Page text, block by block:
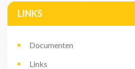
LINKS
Documenten
Links